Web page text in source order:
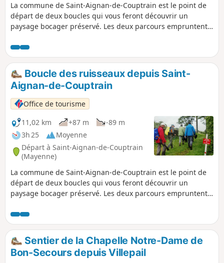
La commune de Saint-Aignan-de-Couptrain est le point de
départ de deux boucles qui vous feront découvrir un
paysage bocager préservé. Les deux parcours empruntent
Boucle des ruisseaux depuis Saint-
Aignan-de-Couptrain
Office de tourisme
11,02 km
+87 m
-89 m
3h 25
Moyenne
Départ à Saint-Aignan-de-Couptrain
(Mayenne)
La commune de Saint-Aignan-de-Couptrain est le point de
départ de deux boucles qui vous feront découvrir un
paysage bocager préservé. Les deux parcours empruntent
deuxième : Boucle des herbages depuis Saint-Aignan-de-
Couptrain
Sentier de la Chapelle Notre-Dame de
Bon-Secours depuis Villepail